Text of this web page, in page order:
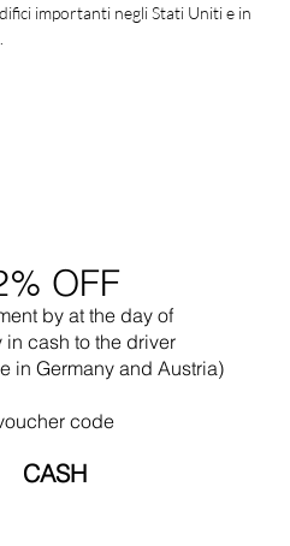
importanti negli Stati Uniti e in
OFF
byat the day of
in cash to the driver
in Germany and Austria)
code
CASH